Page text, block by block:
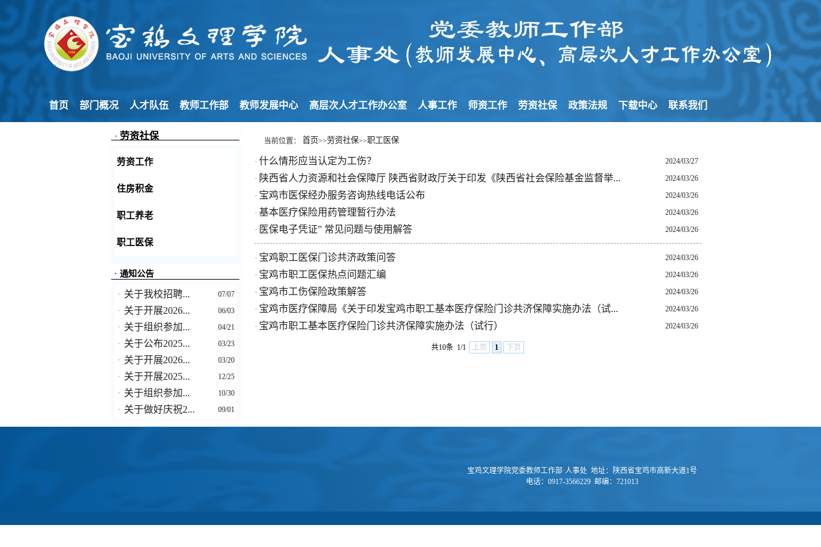
首页 部门概况 人才队伍 教师工作部 教师发展中心 高层次人才工作办公室 人事工作 师资工作 劳资社保 政策法规 下载中心 联系我们
· 劳资社保
劳资工作
住房积金
职工养老
职工医保
· 通知公告
· 关于我校招聘...
07/07
· 关于开展2026...
06/03
· 关于组织参加...
04/21
· 关于公布2025...
03/23
· 关于开展2026...
03/20
· 关于开展2025...
12/25
· 关于组织参加...
10/30
· 关于做好庆祝2... 09/01
当前位置： 首页>>劳资社保>>职工医保
· 什么情形应当认定为工伤？ 2024/03/27
· 陕西省人力资源和社会保障厅 陕西省财政厅关于印发《陕西省社会保险基金监督举... 2024/03/26
· 宝鸡市医保经办服务咨询热线电话公布 2024/03/26
· 基本医疗保险用药管理暂行办法 2024/03/26
· 医保电子凭证” 常见问题与使用解答 2024/03/26
· 宝鸡职工医保门诊共济政策问答 2024/03/26
· 宝鸡市职工医保热点问题汇编 2024/03/26
· 宝鸡市工伤保险政策解答 2024/03/26
· 宝鸡市医疗保障局《关于印发宝鸡市职工基本医疗保险门诊共济保障实施办法（试... 2024/03/26
· 宝鸡市职工基本医疗保险门诊共济保障实施办法（试行） 2024/03/26
共10条 1/1 上页 1 下页
宝鸡文理学院党委教师工作部·人事处 地址：陕西省宝鸡市高新大道1号
电话：0917-3566229 邮编：721013